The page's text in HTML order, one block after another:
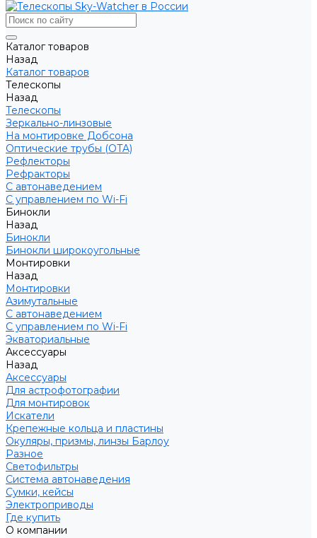
Каталог товаров
Назад
Каталог товаров
Телескопы
Назад
Телескопы
Зеркально-линзовые
На монтировке Добсона
Оптические трубы (OTA)
Рефлекторы
Рефракторы
С автонаведением
С управлением по Wi-Fi
Бинокли
Назад
Бинокли
Бинокли широкоугольные
Монтировки
Назад
Монтировки
Азимутальные
С автонаведением
С управлением по Wi-Fi
Экваториальные
Аксессуары
Назад
Аксессуары
Для астрофотографии
Для монтировок
Искатели
Крепежные кольца и пластины
Окуляры, призмы, линзы Барлоу
Разное
Светофильтры
Система автонаведения
Сумки, кейсы
Электроприводы
Где купить
О компании